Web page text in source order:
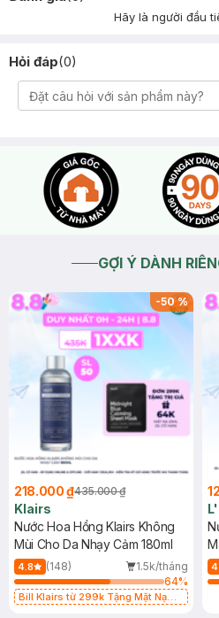
Hãy là người đầu
Hỏi đáp(0)
GỢI Ý DÀNH
-50%
218.000 ₫435.000 ₫
Klairs
Nước Hoa Hồng Klairs Không
Mùi Cho Da Nhạy Cảm 180ml
4.8 (148)
1.5k/tháng
64%
Bill Klairs từ 299k Tặng Mặt Nạ